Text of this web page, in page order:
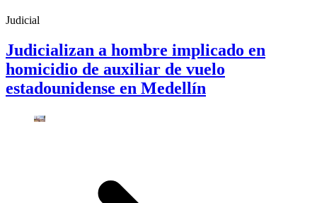
Judicial
Judicializan a hombre implicado en
homicidio de auxiliar de vuelo
estadounidense en Medellín